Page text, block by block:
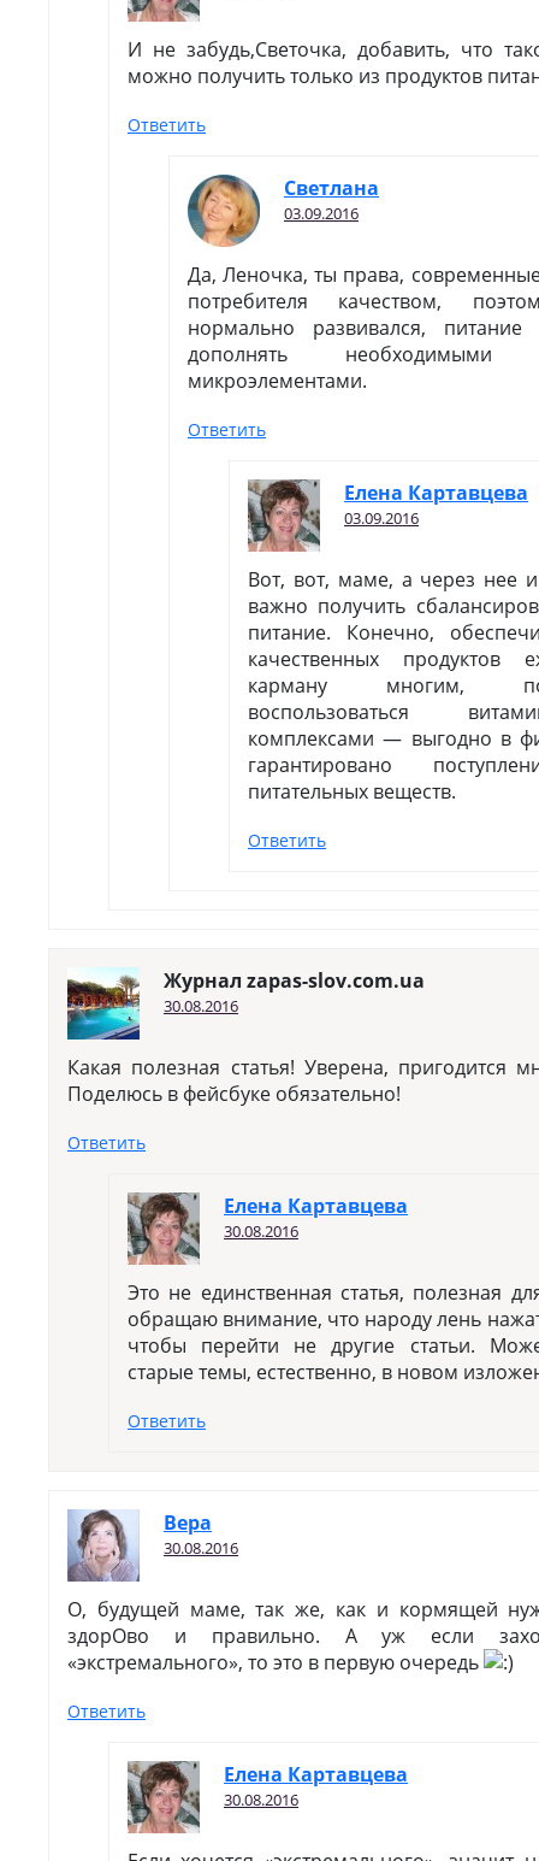
И не забудь,Светочка, добавить, что
можно получить только из продуктов
Ответить
Светлана
03.09.2016
Да, Леночка, ты права,
потребителя качеством,
нормально развивался, питание
дополнять
микроэлементами.
Ответить
Елена Картавцева
03.09.2016
Вот, вот, маме, а через нее
важно получить
питание. Конечно,
качественных
карману многим,
воспользоваться
комплексами — выгодно в
гарантировано
питательных веществ.
Ответить
Журнал zapas-slov.com.ua
30.08.2016
Какая полезная статья! Уверена,
Поделюсь в фейсбуке обязательно!
Ответить
Елена Картавцева
30.08.2016
Это не единственная статья, полезная
обращаю внимание, что народу лень
чтобы перейти не другие статьи.
старые темы, естественно, в новом
Ответить
Вера
30.08.2016
О, будущей маме, так же, как и кормящей
здорОво и правильно. А уж если
«экстремального», то это в первую очередь
Ответить
Елена Картавцева
30.08.2016